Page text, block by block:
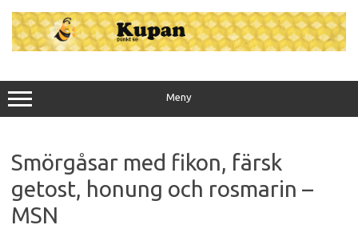
innehåll
Meny
Smörgåsar med fikon, färsk
getost, honung och rosmarin –
MSN